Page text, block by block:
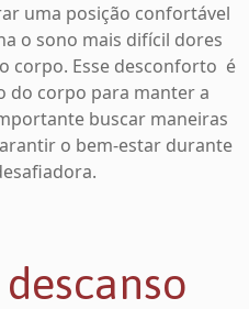
uma posição confortável
o sono mais difícil dores
corpo. Esse desconforto é
do corpo para manter a
buscar maneiras
o bem-estar durante